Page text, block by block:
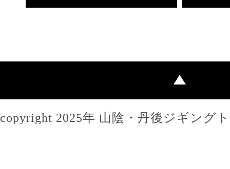
copyright 2025年 山陰・丹後ジギング